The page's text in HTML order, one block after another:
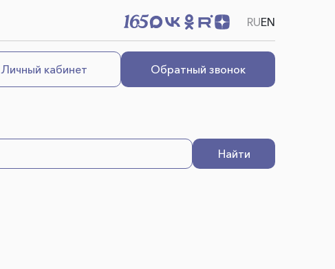
RUEN
Обратный звонок
Личный кабинет
Найти